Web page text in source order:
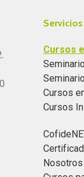
Servicios
Cursos
Cursos
Cursos
Nosotros